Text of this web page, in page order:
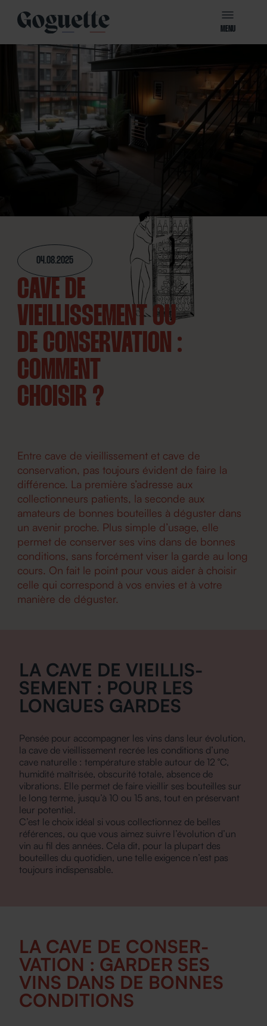
MENU
04.08.2025
CAVE DE
VIEILLISSEMENT OU
DE CONSERVATION :
COMMENT
CHOISIR ?
Entre cave de vieillissement et cave de
conservation, pas toujours évident de faire la
différence. La première s’adresse aux
collectionneurs patients, la seconde aux
amateurs de bonnes bouteilles à déguster dans
un avenir proche. Plus simple d’usage, elle
permet de conserver ses vins dans de bonnes
conditions, sans forcément viser la garde au long
cours. On fait le point pour vous aider à choisir
celle qui correspond à vos envies et à votre
manière de déguster.
LA CAVE DE VIEILLIS­
SEMENT : POUR LES
LONGUES GARDES
Pensée pour accompagner les vins dans leur évolution,
la cave de vieillissement recrée les conditions d’une
cave naturelle : température stable autour de 12 °C,
humidité maîtrisée, obscurité totale, absence de
vibrations. Elle permet de faire vieillir ses bouteilles sur
le long terme, jusqu’à 10 ou 15 ans, tout en préservant
leur potentiel.
C’est le choix idéal si vous collectionnez de belles
références, ou que vous aimez suivre l’évolution d’un
vin au fil des années. Cela dit, pour la plupart des
bouteilles du quotidien, une telle exigence n’est pas
toujours indispensable.
LA CAVE DE CONSER­
VATION : GARDER SES
VINS DANS DE BONNES
CONDITIONS